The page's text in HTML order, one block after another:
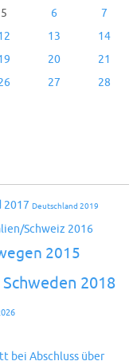
5 6
7
13
14
20
21
27
28
2017 Deutschland 2019
Schweiz 2016
2015
Schweden 2018